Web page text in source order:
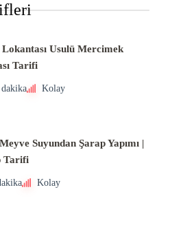
Lokantası Usulü Mercimek
Tarifi
Kolay
Suyundan Şarap Yapımı |
Tarifi
Kolay